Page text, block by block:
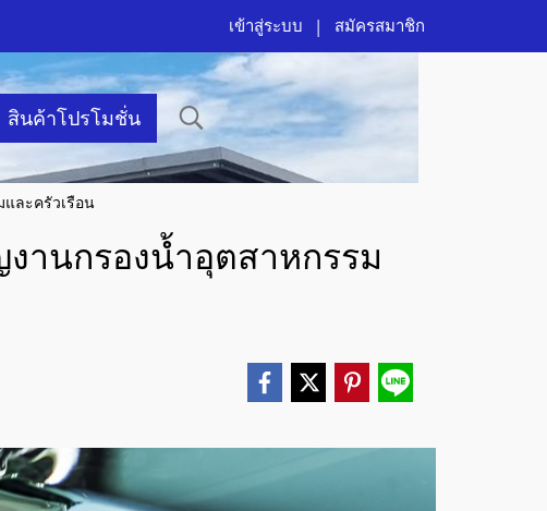
เข้าสู่ระบบ สมัครสมาชิก
สินค้าโปรโมชั่น
และครัวเรือน
านกรองน้ำอุตสาหกรรม